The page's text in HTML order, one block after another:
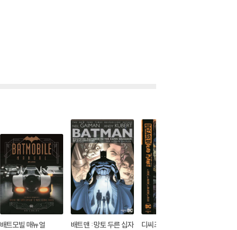
배트모빌 매뉴얼
배트맨 : 망토 두른 십자
디씨즈드 : 데드 플래닛